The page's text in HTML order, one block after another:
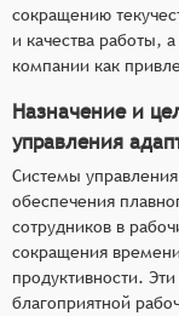
сокращению
и качества работы,
компании как
Назначение и
управления
Системы
обеспечения
сотрудников в
сокращения
продуктивности.
благоприятной